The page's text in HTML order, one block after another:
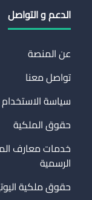
الدعم و التواصل
عن المنصة
تواصل معنا
سياسة الاستخدام
حقوق الملكية
خدمات معارف
الرسمية
حقوق ملكية